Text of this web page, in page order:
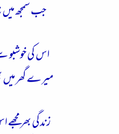
جب سمجھ
اس کی خوشبو
میرے گھر میں
زندگی بھر